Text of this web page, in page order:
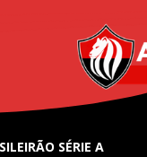
SÉRIE A